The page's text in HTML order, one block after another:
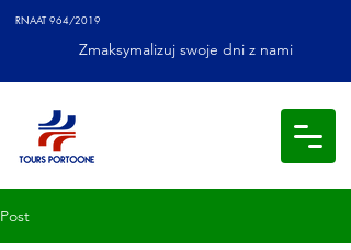
RNAAT 964/2019
Zmaksymalizuj swoje dni z nami
Post